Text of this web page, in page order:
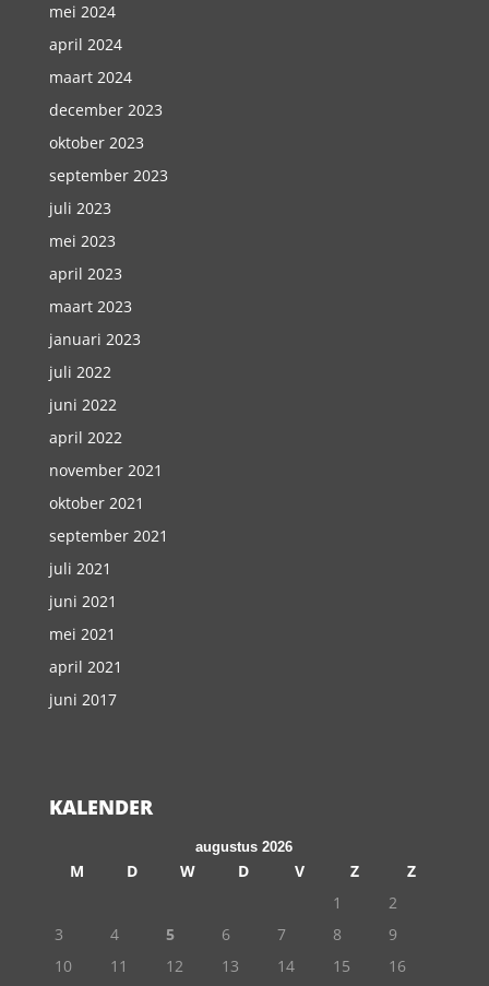
mei 2024
april 2024
maart 2024
december 2023
oktober 2023
september 2023
juli 2023
mei 2023
april 2023
maart 2023
januari 2023
juli 2022
juni 2022
april 2022
november 2021
oktober 2021
september 2021
juli 2021
juni 2021
mei 2021
april 2021
juni 2017
KALENDER
augustus 2026
M D W D V Z
Z
1
2
3
4 5 6 7 8
9
10
11 12 13 14 15 16